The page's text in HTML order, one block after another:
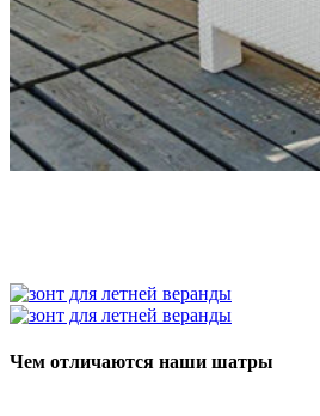
Чем отличаются наши шатры